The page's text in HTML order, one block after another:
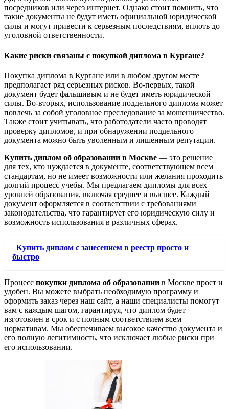
посредников или через интернет. Однако стоит помнить, что
такие документы не будут иметь официальной юридической
силы и могут привести к серьезным последствиям, вплоть до
уголовной ответственности.
Какие риски связаны с покупкой диплома в Кургане?
Покупка диплома в Кургане или в любом другом месте
предполагает ряд серьезных рисков. Во-первых, такой
документ будет фальшивым и не будет иметь юридической
силы. Во-вторых, использование поддельного диплома может
повлечь за собой уголовное преследование за мошенничество.
Также стоит учитывать, что работодатели часто проводят
проверку дипломов, и при обнаружении поддельного
документа можно быть уволенным и лишенным репутации.
Купить диплом об образовании в Москве — это решение
для тех, кто нуждается в документе, соответствующем всем
стандартам, но не имеет возможности или желания проходить
долгий процесс учебы. Мы предлагаем дипломы для всех
уровней образования, включая среднее и высшее. Каждый
документ оформляется в соответствии с требованиями
законодательства, что гарантирует его юридическую силу и
возможность использования в различных сферах.
Купить диплом с занесением в реестр просто и
быстро
Процесс покупки диплома об образовании в Москве прост и
удобен. Вы можете выбрать необходимую программу и
оформить заказ через наш сайт, а наши специалисты помогут
вам с каждым шагом, гарантируя, что диплом будет
изготовлен в срок и с полным соответствием всем
нормативам. Мы обеспечиваем высокое качество документа и
его полную легитимность, что исключает любые риски при
его использовании.